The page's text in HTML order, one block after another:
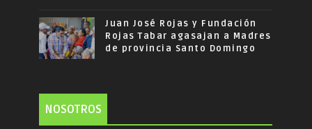
Juan José Rojas y Fundación
Rojas Tabar agasajan a Madres
de provincia Santo Domingo
NOSOTROS